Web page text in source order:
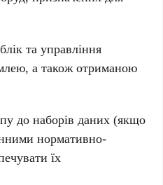
та управління
а також отриманою
до наборів даних (якщо
нормативно-
їх